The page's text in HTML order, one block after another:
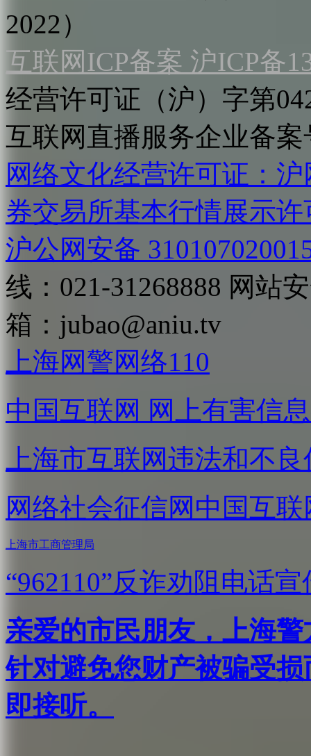
2022）
互联网ICP备案 沪ICP备
经营许可证（沪）字第
互联网直播服务企业备案
网络文化经营许可证：
券交易所基本行情展示许
沪公网安备
线：021-31268888 网站
箱： jubao@aniu.tv
上海网警网络110
中国互联网 网上有害信
上海市互联网违法和不
网络社会征信网 中国互
上海市工商管理局
“962110”反诈劝阻电话宣
亲爱的市民朋友，上海
针对避免您财产被骗受
即接听。